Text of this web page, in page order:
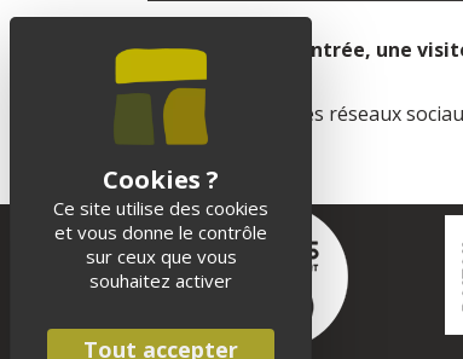
Réservez votre entrée, une
Suivez-nous sur les réseaux
Ce site utilise des cookies
et vous donne le contrôle
sur ceux que vous
souhaitez activer
Tout accepter